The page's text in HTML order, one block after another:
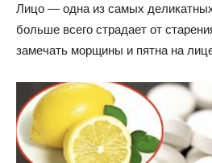
Лицо — одна из самых деликатных
больше всего страдает от
замечать морщины и пятна на